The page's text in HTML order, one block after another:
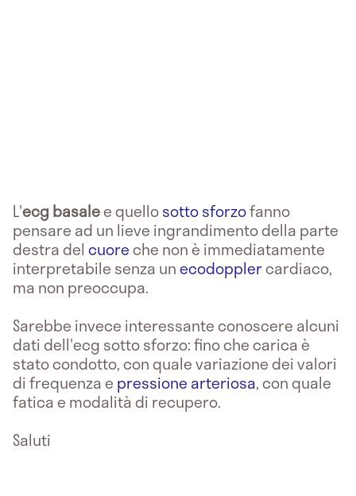
L'ecg basalee quellosotto sforzofanno
pensare ad un lieve ingrandimento della parte
destra del cuoreche non è immediatamente
interpretabile senza unecodopplercardiaco,
ma non preoccupa.
Sarebbe invece interessante conoscere alcuni
dati dell'ecg sotto sforzo: fino che carica è
stato condotto, con quale variazione dei valori
di frequenza e pressione arteriosa, con quale
fatica e modalità di recupero.
Saluti